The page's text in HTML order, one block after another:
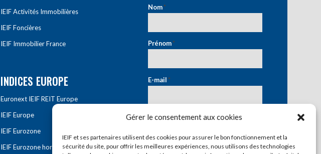
Gérer le consentement aux cookies
IEIF et ses partenaires utilisent des cookies pour assurer le bon fonctionnement et la
sécurité du site, pour offrir les meilleures expériences, nous utilisons des technologies
IEIF Activités Immobilières
IEIF Foncières
IEIF Immobilier France
INDICES EUROPE
Euronext IEIF REIT Europe
IEIF Europe
IEIF Eurozone
IEIF Eurozone hors France
Nom*
Prénom*
E-mail*